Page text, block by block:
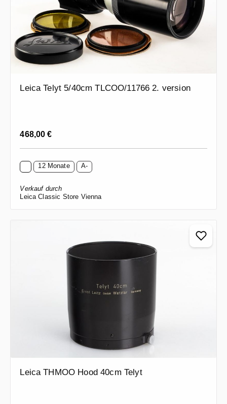
Leica Telyt 5/40cm TLCOO/11766 2. version
Regulärer Preis:
468,00 €
12 Monate A-
Verkauf durch
Leica Classic Store Vienna
Leica THMOO Hood 40cm Telyt